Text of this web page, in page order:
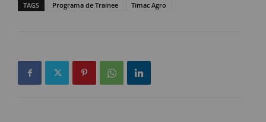
TAGS Programa de Trainee Timac Agro